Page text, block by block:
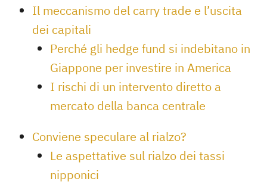
Il meccanismo del carry trade e l’uscita
dei capitali
Perché gli hedge fund si indebitano in
Giappone per investire in America
I rischi di un intervento diretto a
mercato della banca centrale
Conviene speculare al rialzo?
Le aspettative sul rialzo dei tassi
nipponici